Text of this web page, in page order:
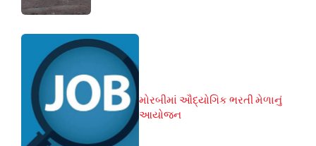
મોરબીમાં ઔદ્યોગિક ભરતી મેળાનું
આયોજન